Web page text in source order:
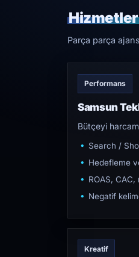
Hizmetler
Parça parça
Performans
Samsun
Bütçeyi
Search /
Hedefleme
ROAS,
Negatif
Kreatif